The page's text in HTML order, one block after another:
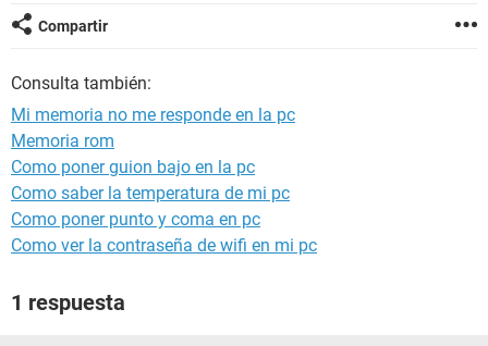
Compartir
Consulta también:
Mi memoria no me responde en la pc
Memoria rom
Como poner guion bajo en la pc
Como saber la temperatura de mi pc
Como poner punto y coma en pc
Como ver la contraseña de wifi en mi pc
1 respuesta